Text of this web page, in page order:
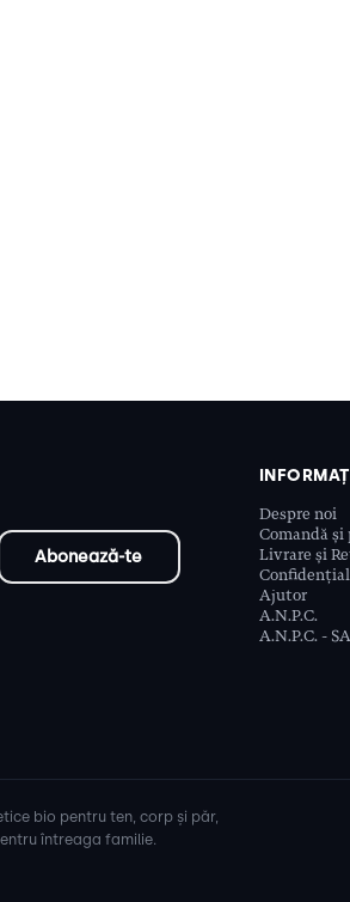
Despre noi
Comandă și
Livrare și
Ajutor
A.N.P.C.
A.N.P.C. -
bio pentru ten, corp și păr,
întreaga familie.